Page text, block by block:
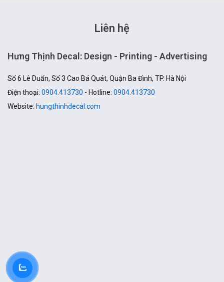
Liên hệ
Hưng Thịnh Decal: Design - Printing - Advertising
Số 6 Lê Duẩn, Số 3 Cao Bá Quát, Quận Ba Đình, TP. Hà Nội
Điện thoại: 0904.413730 - Hotline: 0904.413730
Website: hungthinhdecal.com